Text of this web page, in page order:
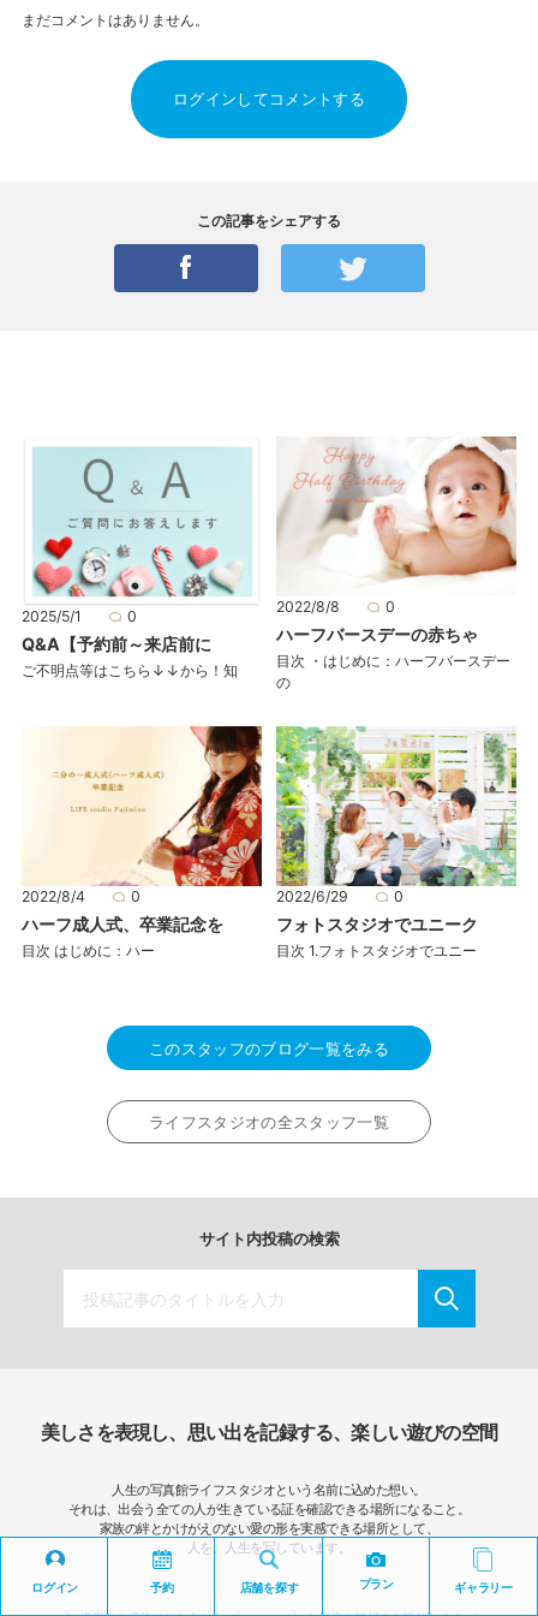
ログイン 予約 店舗を探す プラン ギャラリー
まだコメントはありません。
ログインしてコメントする
この記事をシェアする
2025/5/1 0
Q&A【予約前～来店前に
ご不明点等はこちら↓↓から！知
2022/8/8 0
ハーフバースデーの赤ちゃ
目次 ・はじめに：ハーフバースデー
の
2022/8/4 0
ハーフ成人式、卒業記念を
目次 はじめに：ハー
2022/6/29 0
フォトスタジオでユニーク
目次 1.フォトスタジオでユニー
このスタッフのブログ一覧をみる
ライフスタジオの全スタッフ一覧
サイト内投稿の検索
美しさを表現し、思い出を記録する、楽しい遊びの空間
人生の写真館ライフスタジオという名前に込めた想い。
それは、出会う全ての人が生きている証を確認できる場所になること。
家族の絆とかけがえのない愛の形を実感できる場所として、
人を、人生を写しています。